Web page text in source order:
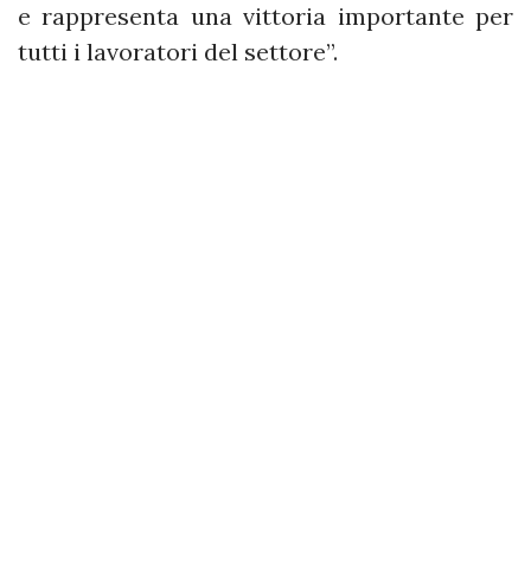
e rappresenta una vittoria importante per
tutti i lavoratori del settore”.